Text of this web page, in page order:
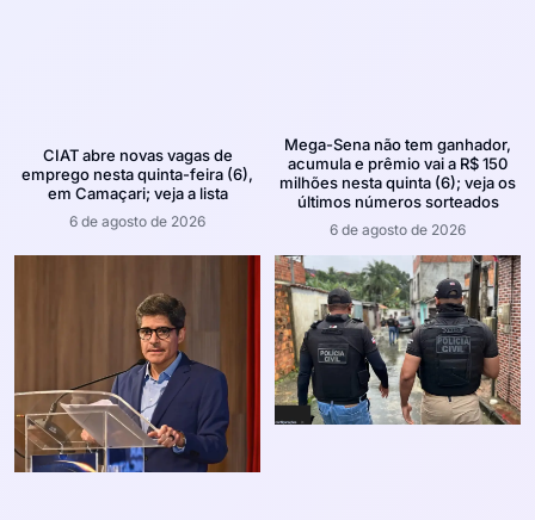
CIAT abre novas vagas de
emprego nesta quinta-feira (6),
em Camaçari; veja a lista
6 de agosto de 2026
Mega-Sena não tem ganhador,
acumula e prêmio vai a R$ 150
milhões nesta quinta (6); veja os
últimos números sorteados
6 de agosto de 2026